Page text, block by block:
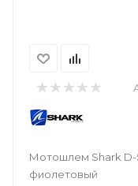
Мотошлем Shark D-
фиолетовый